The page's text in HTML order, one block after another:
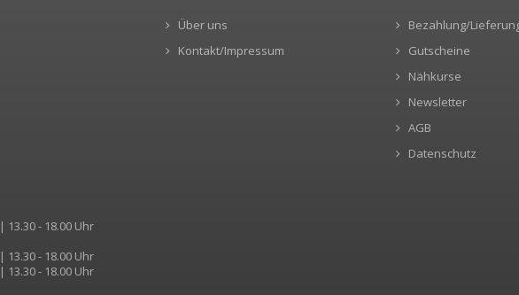
13.30 - 18.00 Uhr
13.30 - 18.00 Uhr
13.30 - 18.00 Uhr
Über uns
Kontakt/Impressum
Bezahlung/
Gutscheine
Nähkurse
Newsletter
AGB
Datenschutz